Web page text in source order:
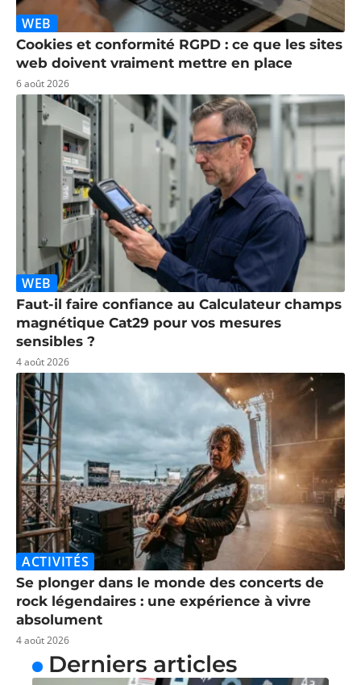
WEB
Cookies et conformité RGPD : ce que les sites
web doivent vraiment mettre en place
6 août 2026
WEB
Faut-il faire confiance au Calculateur champs
magnétique Cat29 pour vos mesures
sensibles ?
4 août 2026
ACTIVITÉS
Se plonger dans le monde des concerts de
rock légendaires : une expérience à vivre
absolument
4 août 2026
Derniers articles